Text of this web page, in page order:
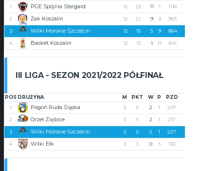
1
PGE Spójnia Stargard 12 23 11 1 1116
2
Żak Koszalin 12 21 9 3 963
3
Wilki Morskie Szczecin 12 15 3 9 864
4
Basket Koszalin 12 13 1 11 641
III LIGA - SEZON 2021/2022 PÓŁFINAŁ
POS DRUŻYNA M PKT W P PZD
1
Pogoń Ruda Śląska 3 5 2 1 247
2
Orzeł Ziębice 3 5 2 1 217
3
Wilki Morskie Szczecin 3 5 2 1 227
4
Wilki Ełk 3 3 0 3 130